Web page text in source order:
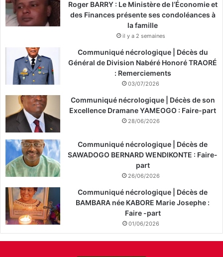
Roger BARRY : Le Ministère de l’Économie et
des Finances présente ses condoléances à
la famille
il y a 2 semaines
Communiqué nécrologique | Décès du
Général de Division Nabéré Honoré TRAORÉ
: Remerciements
03/07/2026
Communiqué nécrologique | Décès de son
Excellence Dramane YAMEOGO : Faire-part
28/06/2026
Communiqué nécrologique | Décès de
SAWADOGO BERNARD WENDIKONTE : Faire-
part
26/06/2026
Communiqué nécrologique | Décès de
BAMBARA née KABORE Marie Josephe :
Faire -part
01/06/2026